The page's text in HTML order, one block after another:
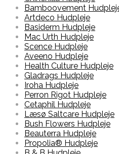
Bamboovement
Artdeco Hudpleje
Basiderm Hudpleje
Mac Urth Hudpleje
Scence Hudpleje
Aveeno Hudpleje
Health Culture Hudpleje
Gladrags Hudpleje
Iroha Hudpleje
Perron Rigot Hudpleje
Cetaphil Hudpleje
Læsø Saltcare Hudpleje
Bush Flowers Hudpleje
Beauterra Hudpleje
Propolia® Hudpleje